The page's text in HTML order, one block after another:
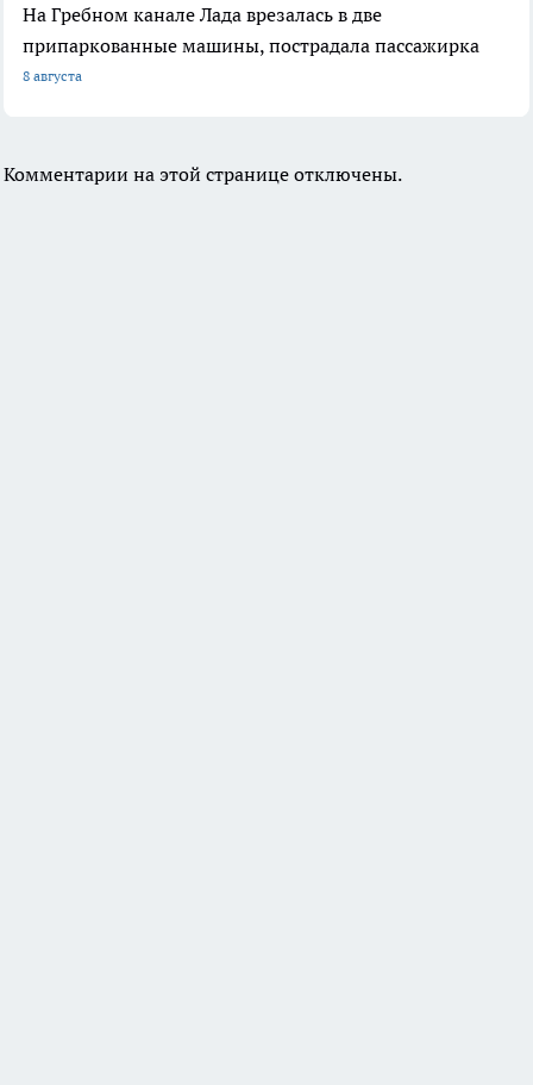
На Гребном канале Лада врезалась в две
припаркованные машины, пострадала пассажирка
8 августа
Комментарии на этой странице отключены.